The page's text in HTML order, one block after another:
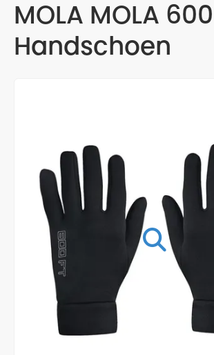
MOLA MOLA
Handschoen